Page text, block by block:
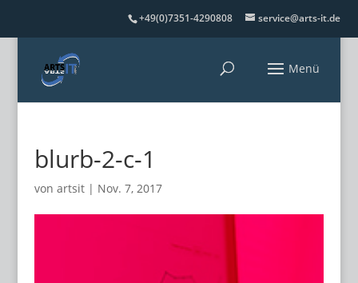
+49(0)7351-4290808 service@arts-it.de
blurb-2-c-1
von artsit| Nov. 7, 2017